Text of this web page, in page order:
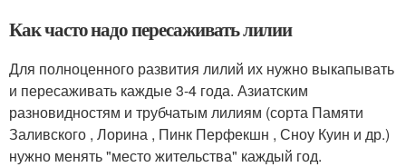
Как часто надо пересаживать лилии
Для полноценного развития лилий их нужно выкапывать
и пересаживать каждые 3-4 года. Азиатским
разновидностям и трубчатым лилиям (сорта Памяти
Заливского , Лорина , Пинк Перфекшн , Сноу Куин и др.)
нужно менять "место жительства" каждый год.